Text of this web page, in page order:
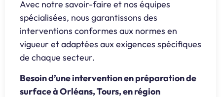
Avec notre savoir-faire et nos équipes
spécialisées, nous garantissons des
interventions conformes aux normes en
vigueur et adaptées aux exigences spécifiques
de chaque secteur.
Besoin d’une intervention en préparation de
surface à Orléans, Tours, en région